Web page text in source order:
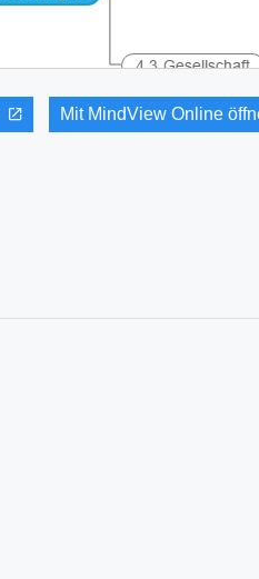
Mit MindView Online